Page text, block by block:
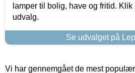
lamper til bolig, have og fritid.
udvalg.
Se udvalget på
Vi har gennemgået de mest